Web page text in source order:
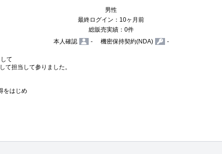
男性
最終ログイン：10ヶ月前
総販売実績：0件
本人確認
- 機密保持契約(NDA) -
て
て担当して参りました。
をはじめ